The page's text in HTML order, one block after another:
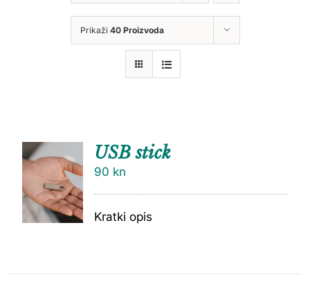
Prikaži 40 Proizvoda
DODAJ
CU
USB stick
90 kn
Kratki opis